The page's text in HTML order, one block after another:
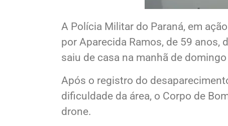
A Polícia Militar do Paraná, em
por Aparecida Ramos, de 59
saiu de casa na manhã de
Após o registro do
dificuldade da área, o Corpo de